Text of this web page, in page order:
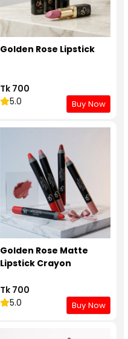
Golden Rose Lipstick
Tk 700
5.0
Buy Now
Golden Rose Matte
Lipstick Crayon
Tk 700
5.0
Buy Now